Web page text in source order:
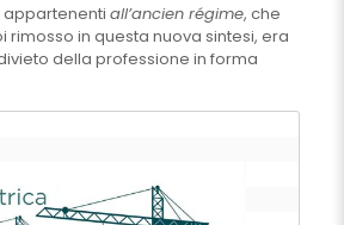
appartenenti all’ancien régime, che
rimosso in questa nuova sintesi, era
della professione in forma